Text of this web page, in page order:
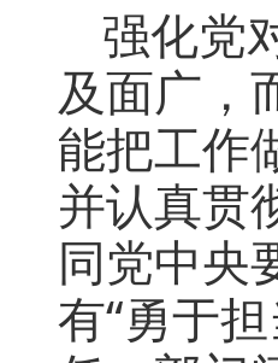
强化党
及面广，
能把工作
并认真贯
同党中央
有“勇于